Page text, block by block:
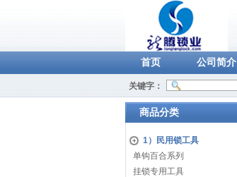
首页 公司简介
关键字：
商品分类
1）民用锁工具
单钩百合系列
挂锁专用工具